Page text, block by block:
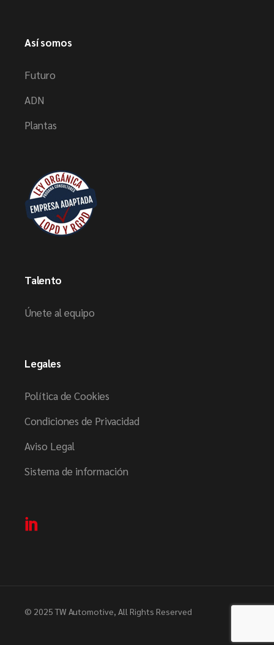
Así somos
Futuro
ADN
Plantas
Talento
Únete al equipo
Legales
Política de Cookies
Condiciones de Privacidad
Aviso Legal
Sistema de información
© 2025 TW Automotive, All Rights Reserved